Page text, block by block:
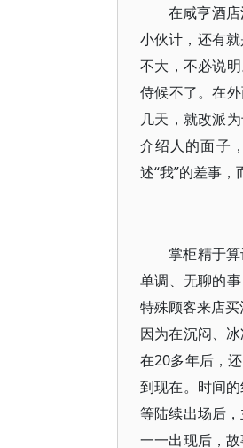
在咸亨酒
小伙计，还有
不大，不必说
侍候不了。在
几天，就改派
介绍人的面子
述“我”的差事，
掌柜精于
单调、无聊的
特殊顾客来店
因为在沉闷、
在20多年后，
到现在。时间
等陆续出场后
一一出现后，